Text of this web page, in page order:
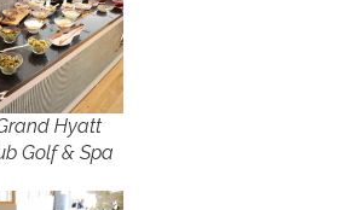
Hyatt
Golf & Spa